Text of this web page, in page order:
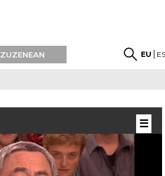
ZUZENEAN EU
☰